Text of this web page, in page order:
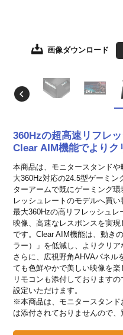
画像ダウンロード
画像ダウンロ
画像ダウンロ
画像ダウンロ
画像ダウンロ
画像ダウンロ
画像ダウンロ
360Hzの超高速リフレ
Clear AIM機能でよりク
本商品は、モニタースタンド
大360Hz対応の24.5型ゲーミ
ターアームで既にゲーミング
レッシュレートのモデルへ買
最大360Hzの高リフレッシュ
映像、高速なレスポンスを実
です。Clear AIM機能は、動き
ラー）」を低減し、よりクリア
さらに、広視野角AHVAパネル
ても色鮮やかで美しい映像を楽
リモコンも添付しております
設定いただけます。
※本商品は、モニタースタン
は添付されておりませんので、